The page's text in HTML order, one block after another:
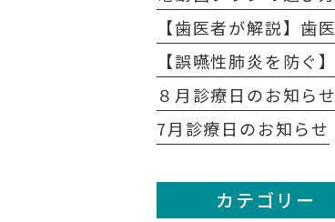
８月診療日のお知らせ
7月診療日のお知らせ
カテゴリー